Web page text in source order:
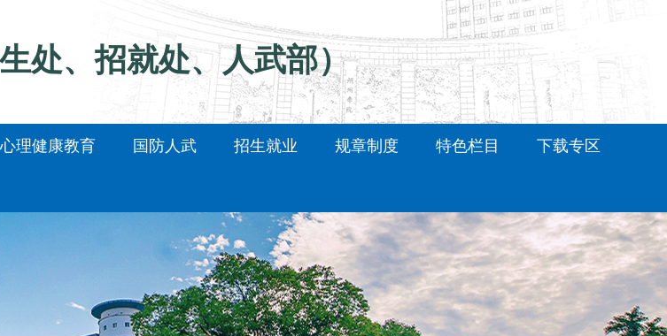
处、招就处、人武部）
心理健康教育 国防人武 招生就业 规章制度 特色栏目 下载专区